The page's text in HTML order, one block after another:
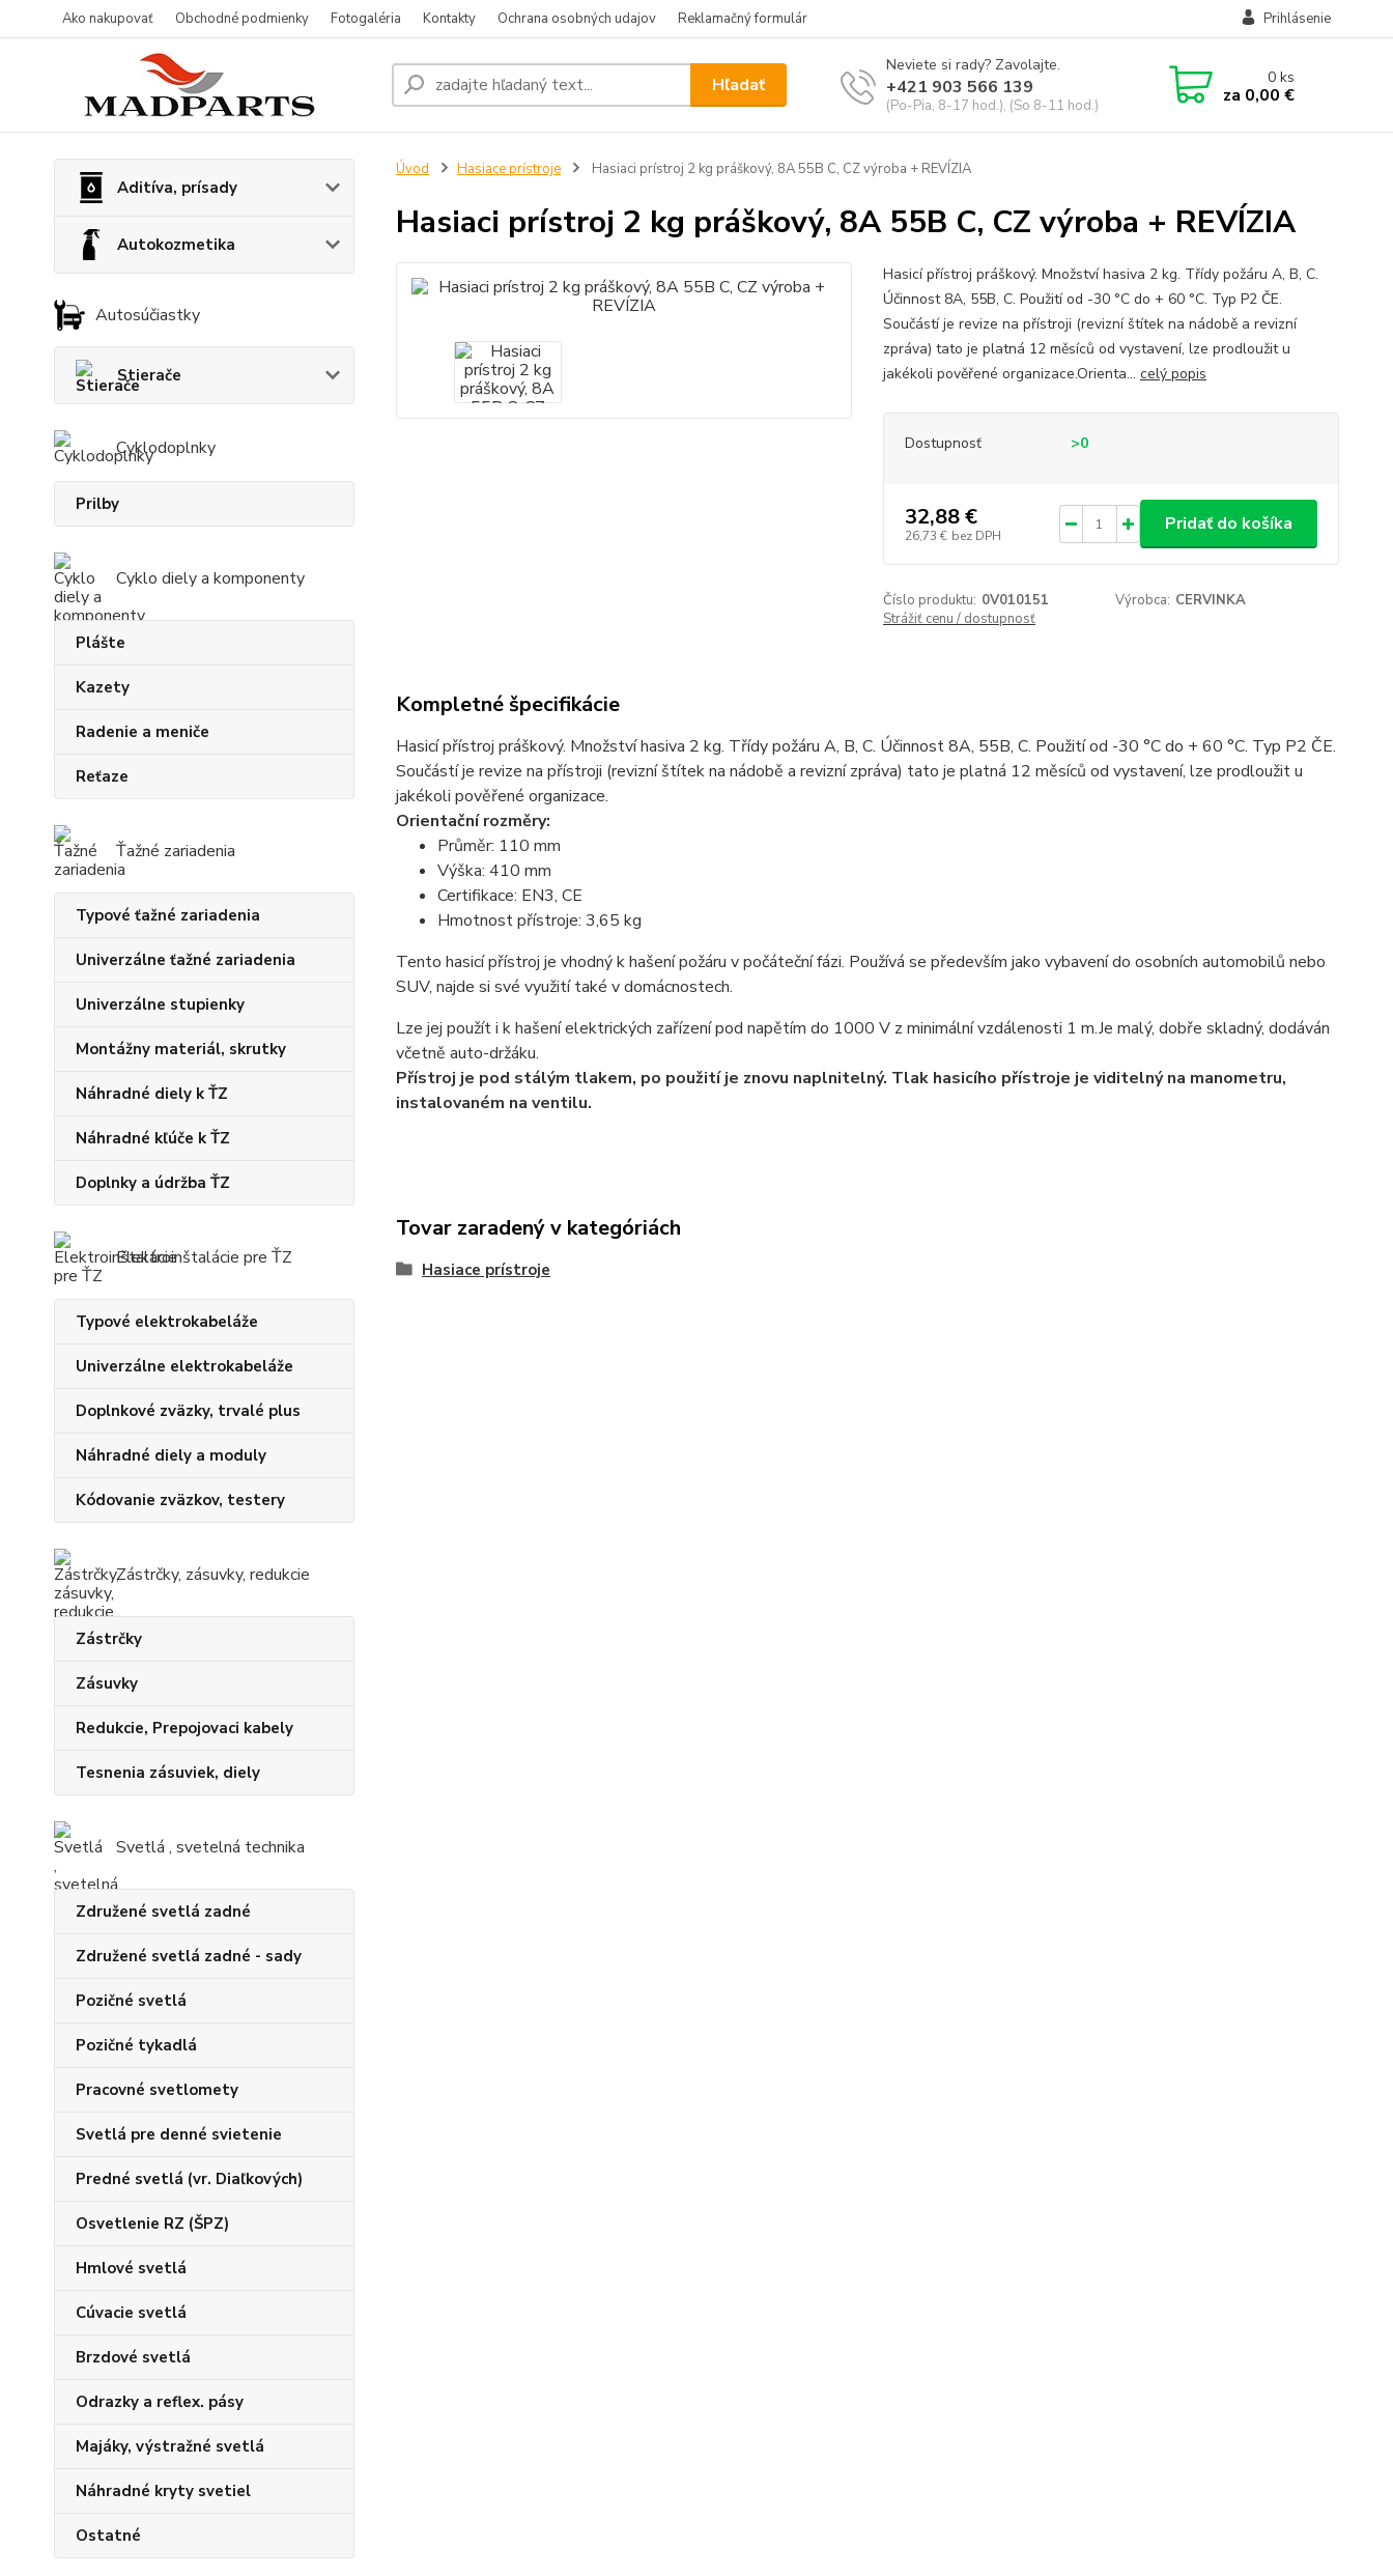
Ako nakupovať Obchodné podmienky Fotogaléria Kontakty Ochrana osobných udajov Reklamačný formulár Prihlásenie
Hľadať
Neviete si rady? Zavolajte.
+421 903 566 139
(Po-Pia, 8-17 hod.), (So 8-11 hod.)
0ks
za 0,00 €
Aditíva, prísady
Autokozmetika
Autosúčiastky
Stierače
Cyklodoplnky
Prilby
Cyklo diely a komponenty
Plášte
Kazety
Radenie a meniče
Reťaze
Ťažné zariadenia
Typové ťažné zariadenia
Univerzálne ťažné zariadenia
Univerzálne stupienky
Montážny materiál, skrutky
Náhradné diely k ŤZ
Náhradné kľúče k ŤZ
Doplnky a údržba ŤZ
Elektroinštalácie pre ŤZ
Typové elektrokabeláže
Univerzálne elektrokabeláže
Doplnkové zväzky, trvalé plus
Náhradné diely a moduly
Kódovanie zväzkov, testery
Zástrčky, zásuvky, redukcie
Zástrčky
Zásuvky
Redukcie, Prepojovaci kabely
Tesnenia zásuviek, diely
Svetlá , svetelná technika
Združené svetlá zadné
Združené svetlá zadné - sady
Pozičné svetlá
Pozičné tykadlá
Pracovné svetlomety
Svetlá pre denné svietenie
Predné svetlá (vr. Diaľkových)
Osvetlenie RZ (ŠPZ)
Hmlové svetlá
Cúvacie svetlá
Brzdové svetlá
Odrazky a reflex. pásy
Majáky, výstražné svetlá
Náhradné kryty svetiel
Ostatné
Úvod Hasiace prístroje Hasiaci prístroj 2 kg práškový, 8A 55B C, CZ výroba + REVÍZIA
Hasiaci prístroj 2 kg práškový, 8A 55B C, CZ výroba + REVÍZIA
Hasicí přístroj práškový. Množství hasiva 2 kg. Třídy požáru A, B, C.
Účinnost 8A, 55B, C. Použití od -30 °C do + 60 °C. Typ P2 ČE.
Součástí je revize na přístroji (revizní štítek na nádobě a revizní
zpráva) tato je platná 12 měsíců od vystavení, lze prodloužit u
jakékoli pověřené organizace.Orienta... celý popis
Dostupnosť >0
32,88 €
26,73 € bez DPH
Pridať do košíka
Číslo produktu: 0V010151 Výrobca: CERVINKA
Strážiť cenu / dostupnosť
Kompletné špecifikácie
Hasicí přístroj práškový. Množství hasiva 2 kg. Třídy požáru A, B, C. Účinnost 8A, 55B, C. Použití od -30 °C do + 60 °C. Typ P2 ČE.
Součástí je revize na přístroji (revizní štítek na nádobě a revizní zpráva) tato je platná 12 měsíců od vystavení, lze prodloužit u
jakékoli pověřené organizace.
Orientační rozměry:
Průměr: 110 mm
Výška: 410 mm
Certifikace: EN3, CE
Hmotnost přístroje: 3,65 kg
Tento hasicí přístroj je vhodný k hašení požáru v počáteční fázi. Používá se především jako vybavení do osobních automobilů nebo
SUV, najde si své využití také v domácnostech.
Lze jej použít i k hašení elektrických zařízení pod napětím do 1000 V z minimální vzdálenosti 1 m.Je malý, dobře skladný, dodáván
včetně auto-držáku.
Přístroj je pod stálým tlakem, po použití je znovu naplnitelný. Tlak hasicího přístroje je viditelný na manometru,
instalovaném na ventilu.
Tovar zaradený v kategóriách
Hasiace prístroje